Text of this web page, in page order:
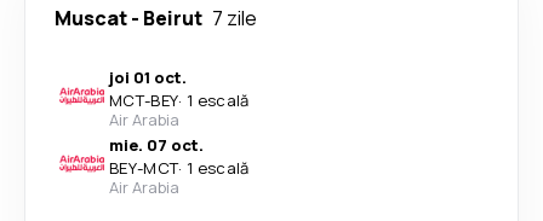
Muscat- Beirut 7 zile
joi 01 oct.
MCT-BEY· 1 escală
Air Arabia
mie. 07 oct.
BEY-MCT· 1 escală
Air Arabia